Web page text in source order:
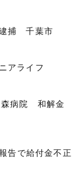
逮捕 千葉市
アライフ
森病院 和解金
告で給付金不正